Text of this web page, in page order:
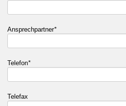
Ansprechpartner*
Telefon*
Telefax